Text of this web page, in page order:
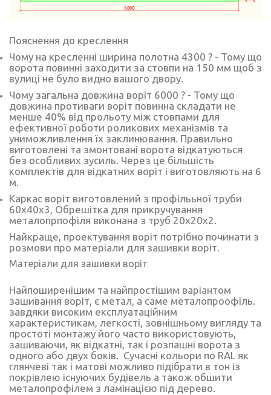
Пояснення до креслення
Чому на кресленні ширина полотна 4300 ? - Тому що
ворота повинні заходити за стовпи на 150 мм щоб з
вулиці не було видно вашого двору.
Чому загальна довжина воріт 6000 ? - Тому що
довжина противаги воріт повинна складати не
менше 40% від прольоту між стовпами для
ефективної роботи роликових механізмів та
униможливлення їх заклинювання. Правильно
виготовлені та змонтовані ворота відкатуються
без особливих зусиль. Через це більшість
комплектів для відкатних воріт і виготовляють на 6
м.
Каркас воріт виготовлений з профілььної труби
60х40х3, Обрешітка для прикручування
металопрпофіля виконана з труб 20х20х2.
Найкраще, проектування воріт потрібно починати з
розмови про матеріали для зашивки воріт.
Матеріали для зашивки воріт
Найпоширенішим та найпростішим варіантом
зашивання воріт, є метал, а саме металопроофіль.
завдяки високим експлуатаційним
характеристикам, легкості, зовнішньому вигляду та
простоті монтажу його часто використовують,
зашиваючи, як відкатні, так і розпашні ворота з
одного або двух боків. Сучасні кольори по RAL як
глянчеві так і матові можливо підібрати в тон із
покрівлею існуючих будівель а також обшити
металопрофілем з ламінацією під дерево.